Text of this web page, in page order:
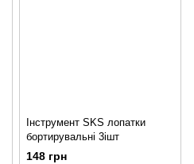
Інструмент SKS лопатки
бортирувальні 3iшт
148 грн